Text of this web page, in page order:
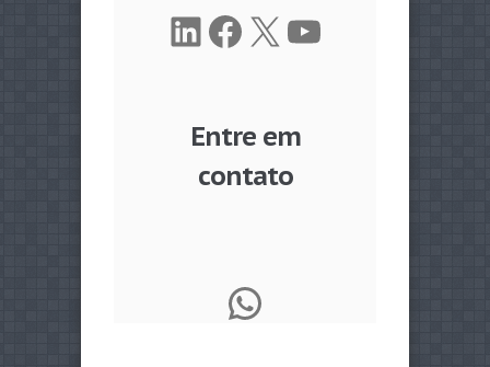
LinkedIn
Facebook
X Youtube
Entre em
contato
WhatsApp